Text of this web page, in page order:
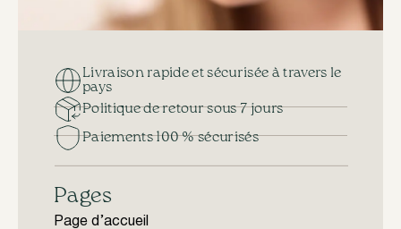
Livraison rapide et sécurisée à travers le
pays
Politique de retour sous 7 jours
Paiements 100 % sécurisés
Pages
Page d’accueil